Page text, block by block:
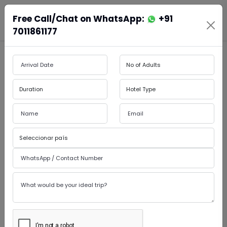
Book Cabs En
Tour por el desierto de
Free Call/Chat on WhatsApp:
+91
7011861177